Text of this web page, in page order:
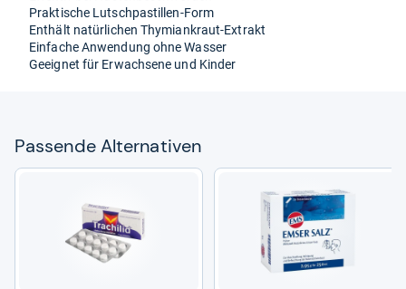
Prak­ti­sche Lutsch­pa­stil­len-​Form
Ent­hält natür­li­chen Thy­mi­an­kraut-​Extrakt
Ein­fa­che Anwen­dung ohne Was­ser
Geeig­net für Erwach­sene und Kin­der
Pas­sende Alter­na­ti­ven